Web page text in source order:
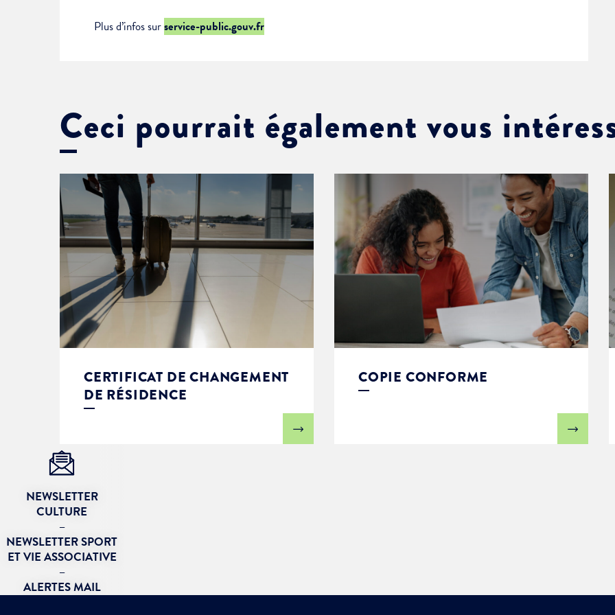
Plus d’infos surservice-public.gouv.fr
Ceci pourrait également vous
CERTIFICAT DE CHANGEMENT
DE RÉSIDENCE
COPIE CONFORME
NEWSLETTER
CULTURE
–
NEWSLETTER SPORT
ET VIE ASSOCIATIVE
–
ALERTES MAIL